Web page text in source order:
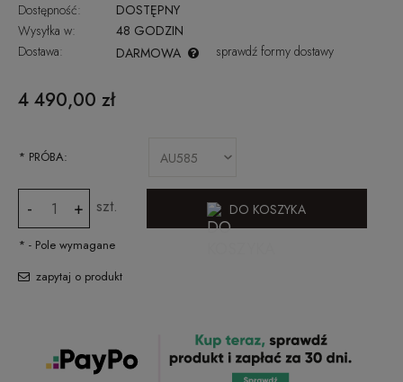
Dostępność:
DOSTĘPNY
Wysyłka w:
48 GODZIN
Dostawa:
DARMOWA sprawdź formy dostawy
4 490,00 zł
* PRÓBA:
- + szt. DO KOSZYKA
* - Pole wymagane
zapytaj o produkt